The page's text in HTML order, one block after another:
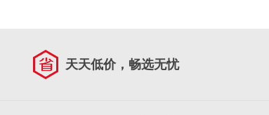
天天低价，畅选无忧